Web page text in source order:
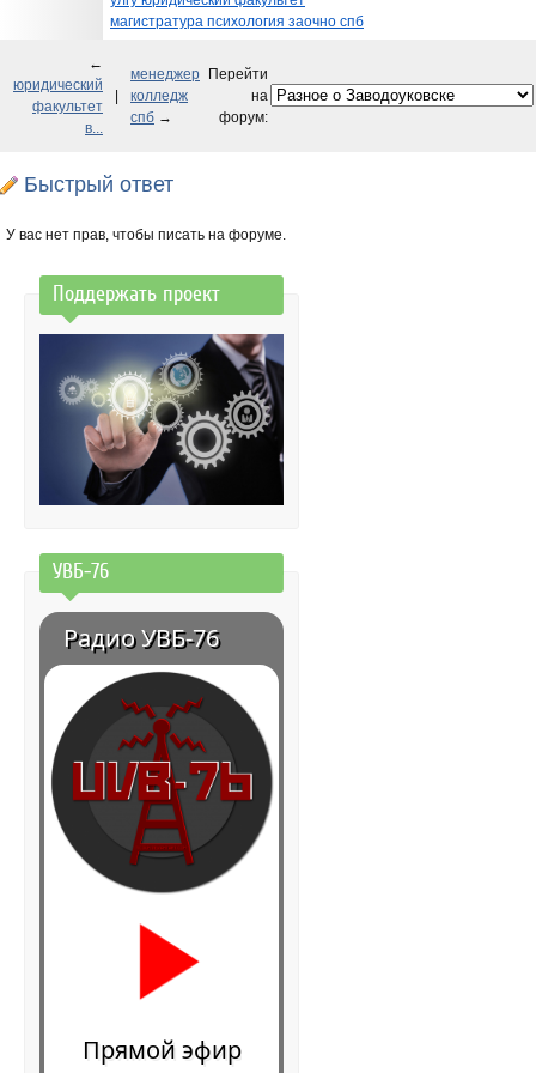
магистратура психология заочно спб
←
юридический
факультет
в...
менеджер
колледж
спб →
Перейти
на
форум:
Быстрый ответ
У вас нет прав, чтобы писать на форуме.
Поддержать проект
УВБ-76
Радио УВБ-76
Прямой эфир